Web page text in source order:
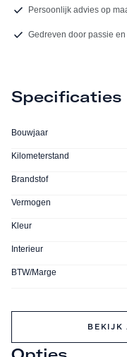
Persoonlijk advies op
Gedreven door passie
Specificaties
Bouwjaar
Kilometerstand
Brandstof
Vermogen
Kleur
Interieur
BTW/Marge
BEKIJK